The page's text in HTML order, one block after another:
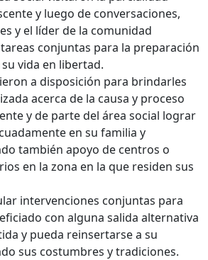
y luego de conversaciones,
y el líder de la comunidad
conjuntas para la preparación
vida en libertad.
a disposición para brindarles
acerca de la causa y proceso
y de parte del área social lograr
en su familia y
también apoyo de centros o
en la zona en la que residen sus
intervenciones conjuntas para
con alguna salida alternativa
y pueda reinsertarse a su
sus costumbres y tradiciones.